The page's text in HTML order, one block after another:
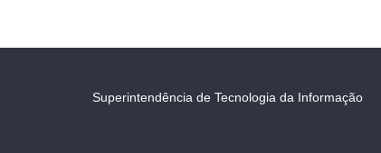
Superintendência de Tecnologia da Informação